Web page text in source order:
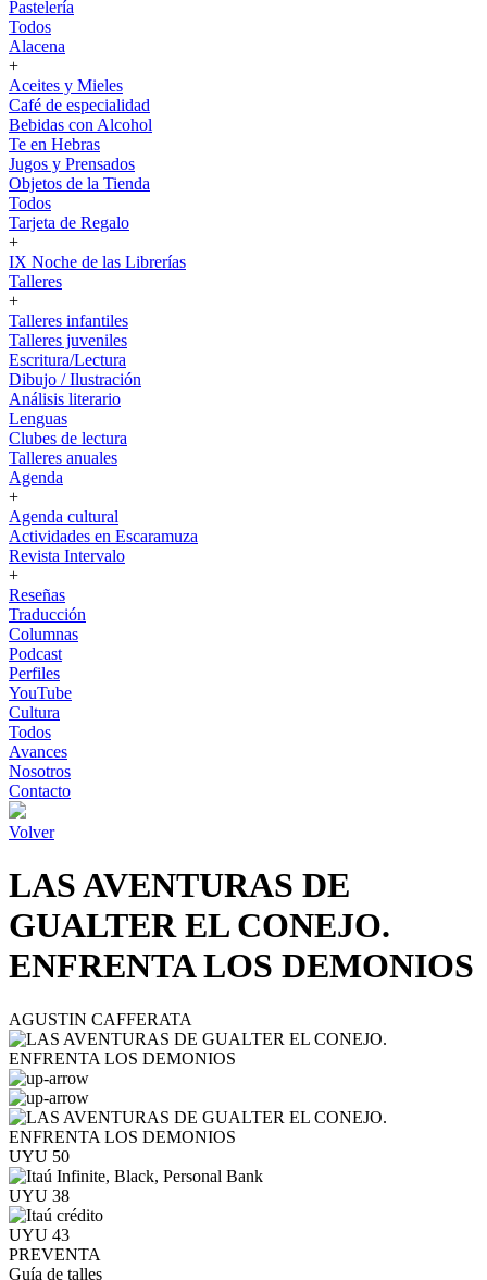
Pastelería
Todos
Alacena
+
Aceites y Mieles
Café de especialidad
Bebidas con Alcohol
Te en Hebras
Jugos y Prensados
Objetos de la Tienda
Todos
Tarjeta de Regalo
+
IX Noche de las Librerías
Talleres
+
Talleres infantiles
Talleres juveniles
Escritura/Lectura
Dibujo / Ilustración
Análisis literario
Lenguas
Clubes de lectura
Talleres anuales
Agenda
+
Agenda cultural
Actividades en Escaramuza
Revista Intervalo
+
Reseñas
Traducción
Columnas
Podcast
Perfiles
YouTube
Cultura
Todos
Avances
Nosotros
Contacto
Volver
LAS AVENTURAS DE
GUALTER EL CONEJO.
ENFRENTA LOS DEMONIOS
AGUSTIN CAFFERATA
UYU 50
UYU 38
UYU 43
PREVENTA
Guía de talles